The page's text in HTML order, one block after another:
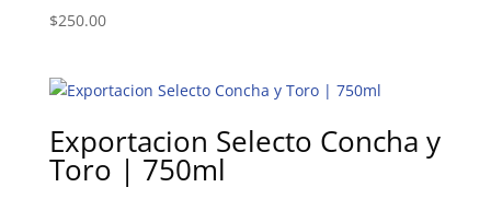
$250.00
Exportacion Selecto Concha y
Toro | 750ml